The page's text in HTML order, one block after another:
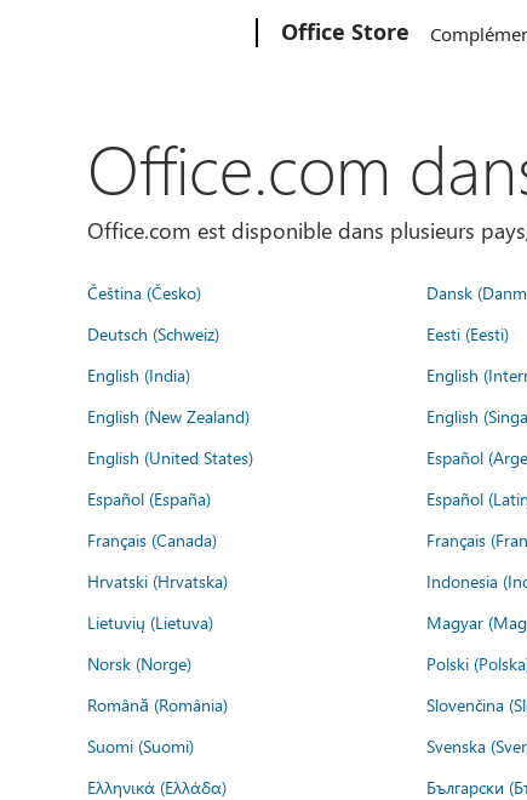
Office Store
Office.com
Office.com est disponible dans plusieurs
Čeština (Česko) Dansk
Deutsch (Schweiz)
Eesti (Eesti)
English (India)
English
English (New Zealand)
English
English (United States)
Español
Español (España)
Español
Français (Canada)
Français
Hrvatski (Hrvatska)
Indonesia
Lietuvių (Lietuva)
Magyar
Norsk (Norge)
Polski
Română (România)
Slovenčina
Suomi (Suomi)
Svenska
Ελληνικά (Ελλάδα)
Български